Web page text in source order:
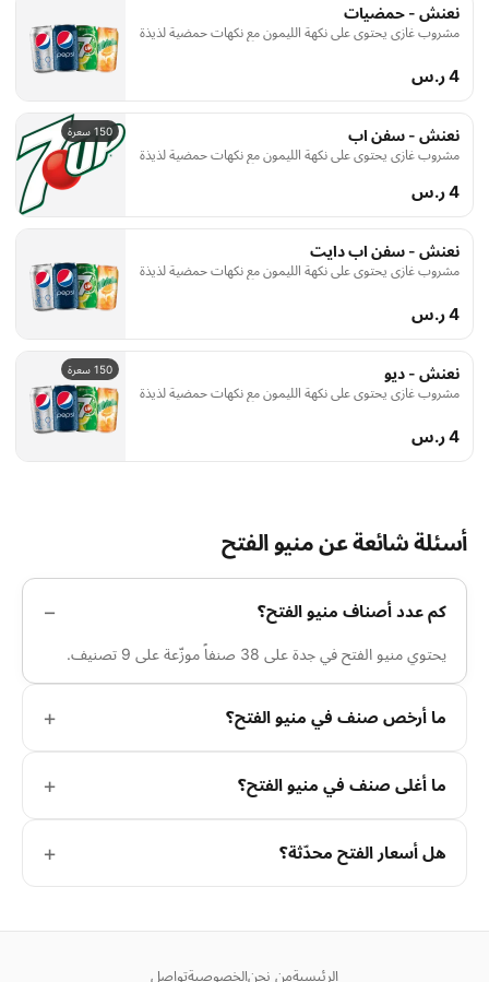
نعنش - حمضيات
مشروب غازي يحتوي على نكهة الليمون مع نكهات حمضية لذيذة
4 ر.س
150 سعرة نعنش - سفن اب
مشروب غازي يحتوي على نكهة الليمون مع نكهات حمضية لذيذة
4 ر.س
نعنش - سفن اب دايت
مشروب غازي يحتوي على نكهة الليمون مع نكهات حمضية لذيذة
4 ر.س
150 سعرة نعنش - ديو
مشروب غازي يحتوي على نكهة الليمون مع نكهات حمضية لذيذة
4 ر.س
أسئلة شائعة عن منيو الفتح
كم عدد أصناف منيو الفتح؟
يحتوي منيو الفتح في جدة على 38 صنفاً موزّعة على 9 تصنيف.
ما أرخص صنف في منيو الفتح؟
ما أغلى صنف في منيو الفتح؟
هل أسعار الفتح محدّثة؟
الرئيسيةمن نحنالخصوصيةتواصل